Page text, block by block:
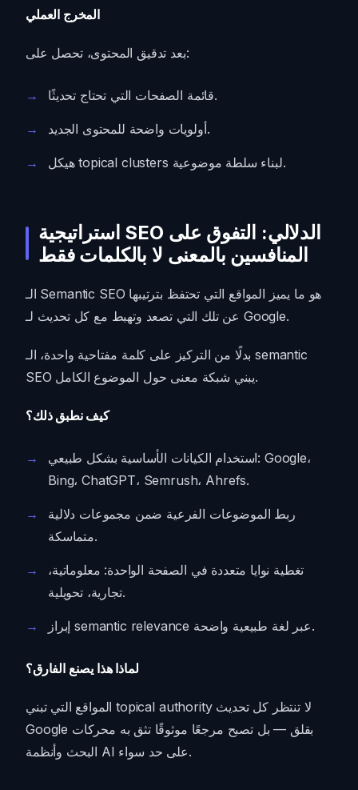
المخرج العملي
بعد تدقيق المحتوى، تحصل على:
قائمة الصفحات التي تحتاج تحديثًا.
أولويات واضحة للمحتوى الجديد.
هيكل topical clusters لبناء سلطة موضوعية.
استراتيجية SEO الدلالي: التفوق على
المنافسين بالمعنى لا بالكلمات فقط
الـ Semantic SEO هو ما يميز المواقع التي تحتفظ بترتيبها
عن تلك التي تصعد وتهبط مع كل تحديث لـ Google.
بدلًا من التركيز على كلمة مفتاحية واحدة، الـ semantic
SEO يبني شبكة معنى حول الموضوع الكامل.
كيف نطبق ذلك؟
استخدام الكيانات الأساسية بشكل طبيعي: Google،
Bing، ChatGPT، Semrush، Ahrefs.
ربط الموضوعات الفرعية ضمن مجموعات دلالية
متماسكة.
تغطية نوايا متعددة في الصفحة الواحدة: معلوماتية،
تجارية، تحويلية.
إبراز semantic relevance عبر لغة طبيعية واضحة.
لماذا هذا يصنع الفارق؟
المواقع التي تبني topical authority لا تنتظر كل تحديث
Google بقلق — بل تصبح مرجعًا موثوقًا تثق به محركات
البحث وأنظمة AI على حد سواء.